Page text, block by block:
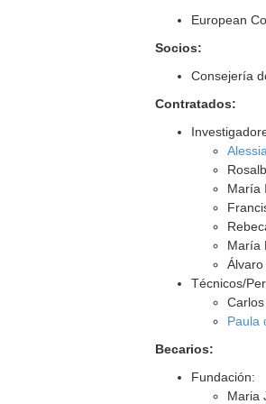
European
Socios:
Consejería
Contratados:
María
María
Técnicos/
Paula
Becarios:
Fundación:
Maria